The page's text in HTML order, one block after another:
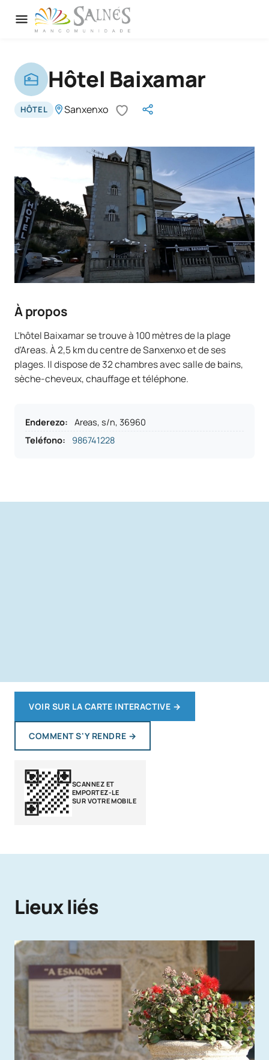
Hôtel Baixamar
HÔTEL Sanxenxo
À propos
L'hôtel Baixamar se trouve à 100 mètres de la plage
d'Areas. À 2,5 km du centre de Sanxenxo et de ses
plages. Il dispose de 32 chambres avec salle de bains,
sèche-cheveux, chauffage et téléphone.
Enderezo:
Areas, s/n, 36960
Teléfono: 986741228
VOIR SUR LA CARTE INTERACTIVE →
COMMENT S'Y RENDRE →
SCANNEZ ET
EMPORTEZ-LE
SUR VOTRE MOBILE
Lieux liés